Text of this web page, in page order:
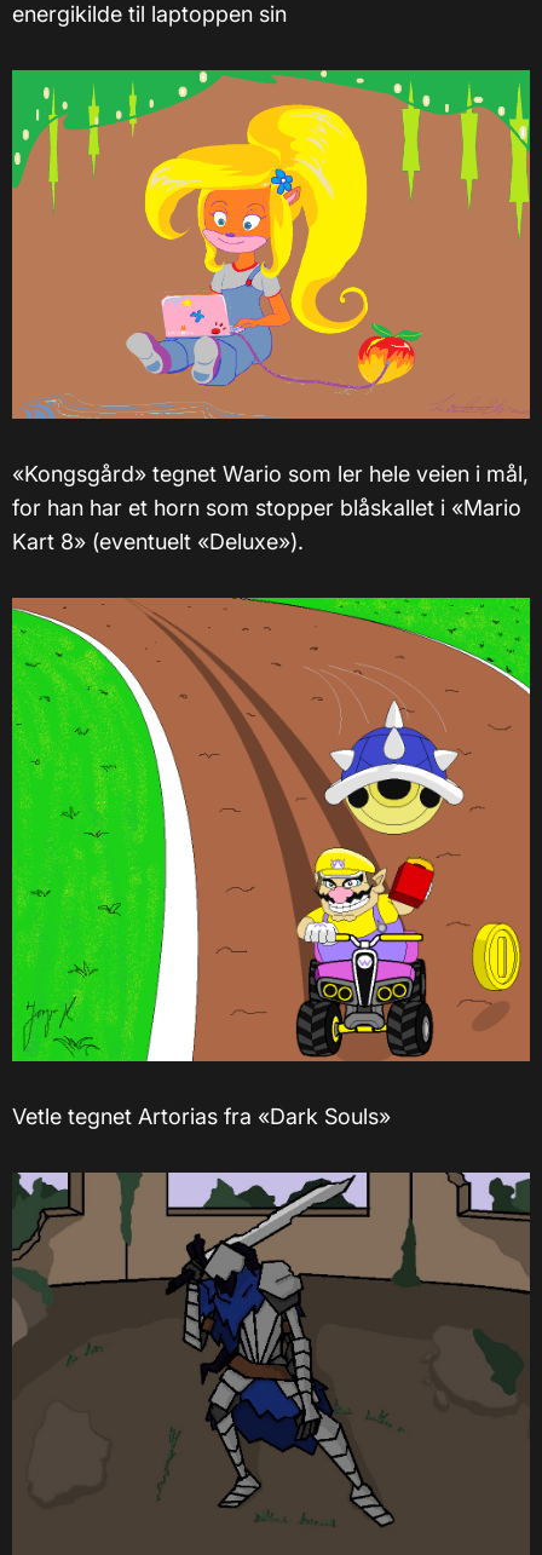
energikilde til laptoppen sin
«Kongsgård» tegnet Wario som ler hele veien i mål,
for han har et horn som stopper blåskallet i «Mario
Kart 8» (eventuelt «Deluxe»).
Vetle tegnet Artorias fra «Dark Souls»